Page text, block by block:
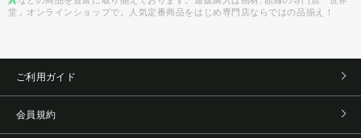
堂」オンラインショップで。人気定番商品をはじめ専門店ならではの品揃え！
ご利用ガイド
会員規約